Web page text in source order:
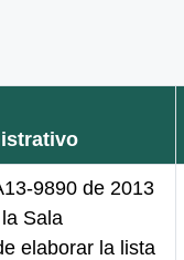
9890 de 2013
Sala
elaborar la lista